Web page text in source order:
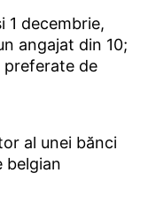
1 decembrie,
angajat din 10;
preferate de
al unei bănci
belgian